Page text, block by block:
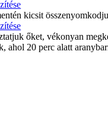
kicsit
őket, vékonyan
ahol 20 perc alatt